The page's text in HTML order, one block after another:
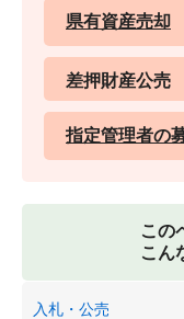
県有資産売却
差押財産公売
指定管理者の
この
こん
入札・公売